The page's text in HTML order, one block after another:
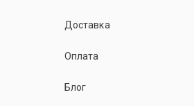
Доставка
Оплата
Блог